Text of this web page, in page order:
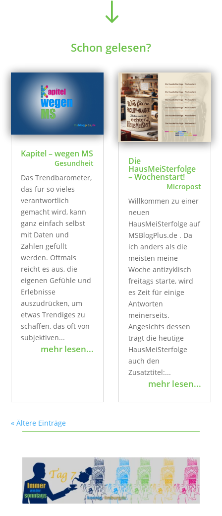
"
Schon gelesen?
Kapitel – wegen MS
Gesundheit
Das Trendbarometer,
das für so vieles
verantwortlich
gemacht wird, kann
ganz einfach selbst
mit Daten und
Zahlen gefüllt
werden. Oftmals
reicht es aus, die
eigenen Gefühle und
Erlebnisse
auszudrücken, um
etwas Trendiges zu
schaffen, das oft von
subjektiven...
mehr lesen...
Die
HausMeiSterfolge
– Wochenstart!
Micropost
Willkommen zu einer
neuen
HausMeiSterfolge auf
MSBlogPlus.de . Da
ich anders als die
meisten meine
Woche antizyklisch
freitags starte, wird
es Zeit für einige
Antworten
meinerseits.
Angesichts dessen
trägt die heutige
HausMeiSterfolge
auch den
Zusatztitel:...
mehr lesen...
« Ältere Einträge